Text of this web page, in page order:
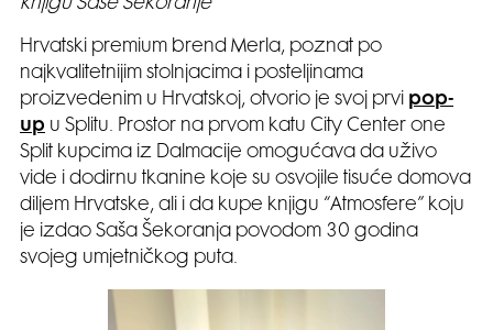
knjigu Saše Šekoranje
Hrvatski premium brend Merla, poznat po
najkvalitetnijim stolnjacima i posteljinama
proizvedenim u Hrvatskoj, otvorio je svoj prvi pop-
up u Splitu. Prostor na prvom katu City Center one
Split kupcima iz Dalmacije omogućava da uživo
vide i dodirnu tkanine koje su osvojile tisuće domova
diljem Hrvatske, ali i da kupe knjigu “Atmosfere” koju
je izdao Saša Šekoranja povodom 30 godina
svojeg umjetničkog puta.